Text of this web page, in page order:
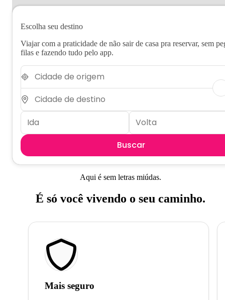
Escolha seu destino
Viajar com a praticidade de não sair de casa pra reservar, sem
filas e fazendo tudo pelo app.
Buscar
Aqui é sem letras miúdas.
É só você vivendo o seu caminho.
Mais seguro